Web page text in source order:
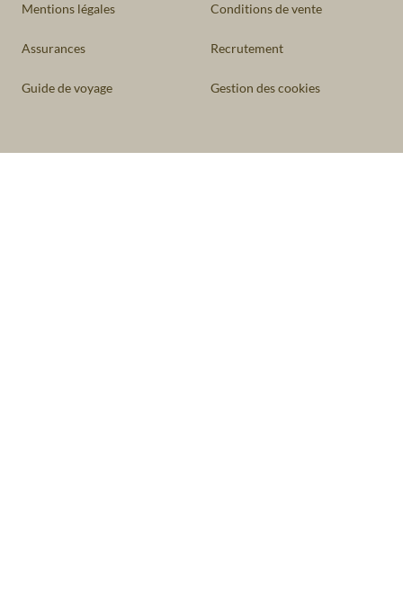
Mentions légales Conditions de vente
Assurances Recrutement
Guide de voyage Gestion des cookies